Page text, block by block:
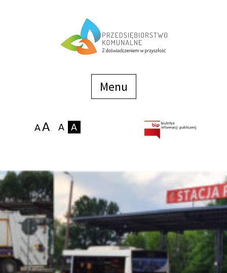
Menu
Zakłady
Podaj stan wodomierza
Kontakt